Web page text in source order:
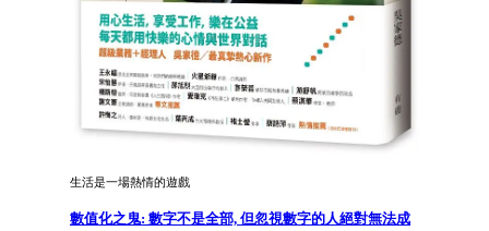
生活是一場熱情的遊戲
數值化之鬼: 數字不是全部, 但忽視數字的人絕對無法成